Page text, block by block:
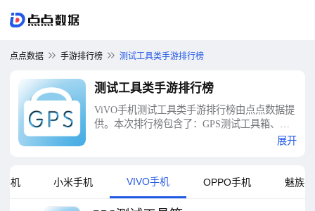
点点数据 手游排行榜 测试工具类手游排行榜
测试工具类手游排行榜
ViVO手机测试工具类手游排行榜由点点数据提
供。本次排行榜包含了：GPS测试工具箱、
MBTI人格测试-16型职业性格测试、普通话测
体细胞连接、超全心理测试-心理健康性格测
试、三力测试、MBTI测试-职业性格人格测
试、微商工具箱-获客拓客群发助手等十大测试
展开
机 小米手机 VIVO手机 OPPO手机 魅族